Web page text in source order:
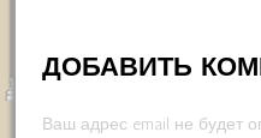
ДОБАВИТЬ
Ваш адрес email не будет